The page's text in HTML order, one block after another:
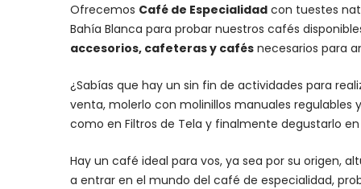
Ofrecemos Café de Especialidad con tuestes
Bahía Blanca para probar nuestros cafés
accesorios, cafeteras y cafés necesarios para
¿Sabías que hay un sin fin de actividades para
venta, molerlo con molinillos manuales regulables
como en Filtros de Tela y finalmente degustarlo
Hay un café ideal para vos, ya sea por su origen,
a entrar en el mundo del café de especialidad,